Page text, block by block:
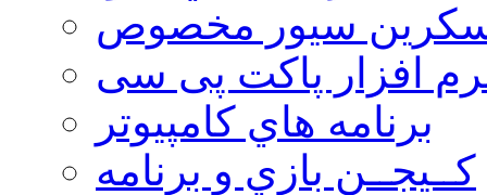
سيور مخصوص
افزار پاکت پی سی
برنامه هاي كامپيوتر
كــيجــن بازي و برنامه